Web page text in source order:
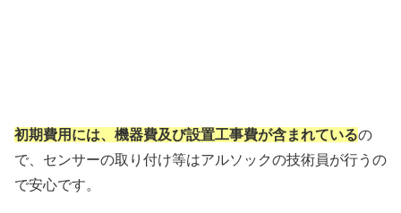
初期費用には、機器費及び設置工事費が含まれているの
で、センサーの取り付け等はアルソックの技術員が行うの
で安心です。